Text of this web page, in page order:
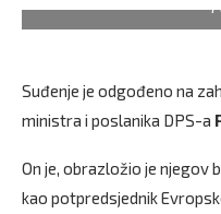
Suđenje je odgođeno na
ministra i poslanika DPS-a
On je, obrazložio je njegov
kao potpredsjednik